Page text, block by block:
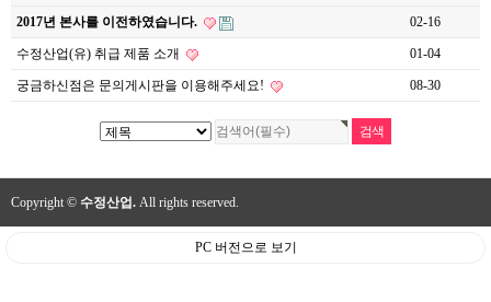
2017년 본사를 이전하였습니다. 02-16
수정산업(유) 취급 제품 소개 01-04
궁금하신점은 문의게시판을 이용해주세요! 08-30
Copyright © 수정산업. All rights reserved.
PC 버전으로 보기